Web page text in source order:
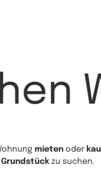
mieten oder
Grundstück zu suchen.